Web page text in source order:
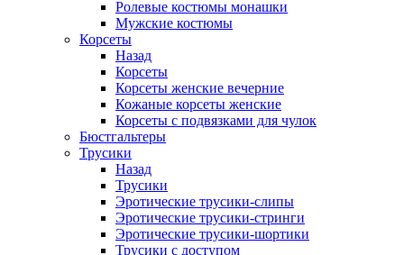
Ролевые костюмы монашки
Мужские костюмы
Корсеты
Назад
Корсеты
Корсеты женские вечерние
Кожаные корсеты женские
Корсеты с подвязками для чулок
Бюстгальтеры
Трусики
Назад
Трусики
Эротические трусики-слипы
Эротические трусики-стринги
Эротические трусики-шортики
Трусики с доступом